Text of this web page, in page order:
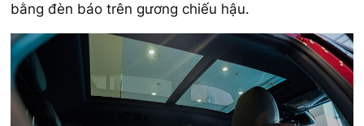
bằng đèn báo trên gương chiếu hậu.